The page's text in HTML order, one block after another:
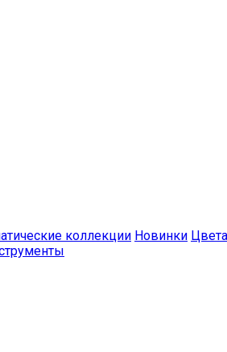
коллекции Новинки Цвета